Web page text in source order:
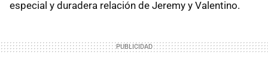
especial y duradera relación de Jeremy y Valentino.